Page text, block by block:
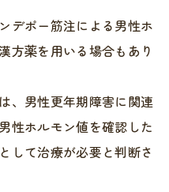
デポー筋注による男性ホ
方薬を用いる場合もあり
、男性更年期障害に関連
性ホルモン値を確認した
して治療が必要と判断さ